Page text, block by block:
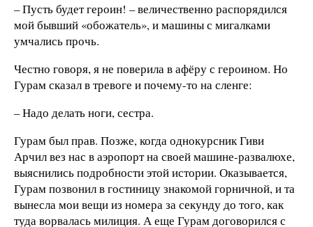
– Пусть будет героин! – величественно распорядился
мой бывший «обожатель», и машины с мигалками
умчались прочь.
Честно говоря, я не поверила в афёру с героином. Но
Гурам сказал в тревоге и почему-то на сленге:
– Надо делать ноги, сестра.
Гурам был прав. Позже, когда однокурсник Гиви
Арчил вез нас в аэропорт на своей машине-развалюхе,
выяснились подробности этой истории. Оказывается,
Гурам позвонил в гостиницу знакомой горничной, и та
вынесла мои вещи из номера за секунду до того, как
туда ворвалась милиция. А еще Гурам договорился с